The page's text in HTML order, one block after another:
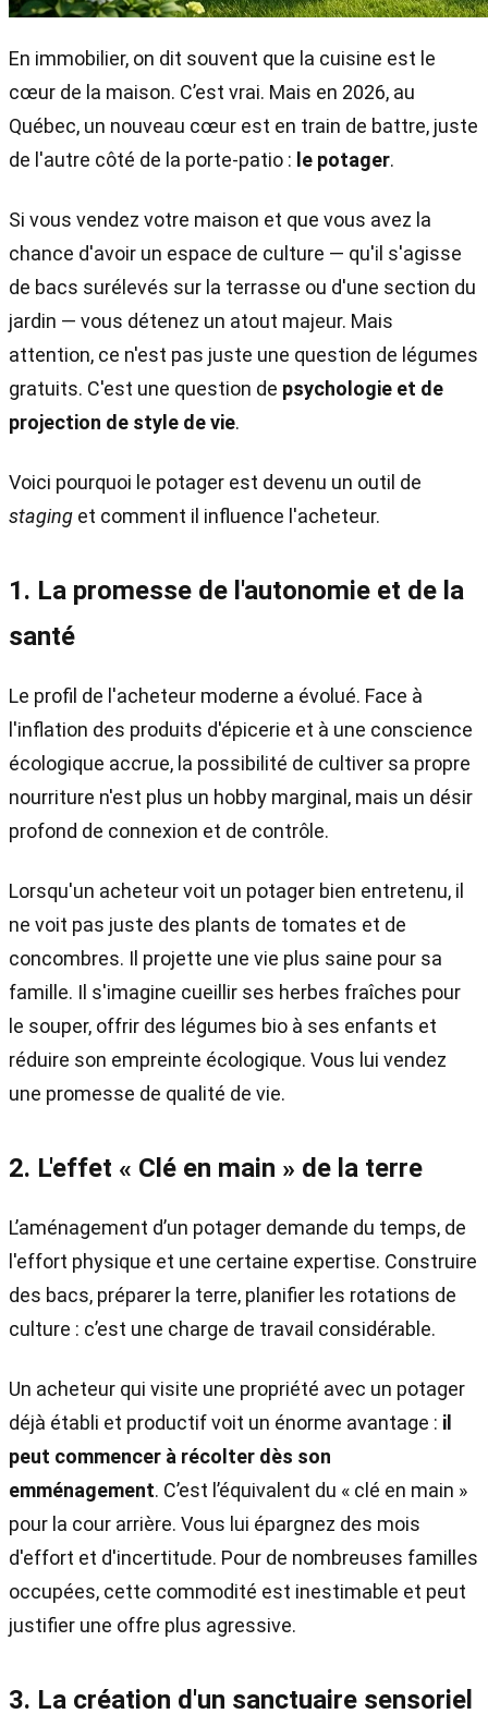
En immobilier, on dit souvent que la cuisine est le
cœur de la maison. C’est vrai. Mais en 2026, au
Québec, un nouveau cœur est en train de battre, juste
de l'autre côté de la porte-patio : le potager.
Si vous vendez votre maison et que vous avez la
chance d'avoir un espace de culture — qu'il s'agisse
de bacs surélevés sur la terrasse ou d'une section du
jardin — vous détenez un atout majeur. Mais
attention, ce n'est pas juste une question de légumes
gratuits. C'est une question de psychologie et de
projection de style de vie.
Voici pourquoi le potager est devenu un outil de
staging et comment il influence l'acheteur.
1. La promesse de l'autonomie et de la
santé
Le profil de l'acheteur moderne a évolué. Face à
l'inflation des produits d'épicerie et à une conscience
écologique accrue, la possibilité de cultiver sa propre
nourriture n'est plus un hobby marginal, mais un désir
profond de connexion et de contrôle.
Lorsqu'un acheteur voit un potager bien entretenu, il
ne voit pas juste des plants de tomates et de
concombres. Il projette une vie plus saine pour sa
famille. Il s'imagine cueillir ses herbes fraîches pour
le souper, offrir des légumes bio à ses enfants et
réduire son empreinte écologique. Vous lui vendez
une promesse de qualité de vie.
2. L'effet « Clé en main » de la terre
L’aménagement d’un potager demande du temps, de
l'effort physique et une certaine expertise. Construire
des bacs, préparer la terre, planifier les rotations de
culture : c’est une charge de travail considérable.
Un acheteur qui visite une propriété avec un potager
déjà établi et productif voit un énorme avantage : il
peut commencer à récolter dès son
emménagement. C’est l’équivalent du « clé en main »
pour la cour arrière. Vous lui épargnez des mois
d'effort et d'incertitude. Pour de nombreuses familles
occupées, cette commodité est inestimable et peut
justifier une offre plus agressive.
3. La création d'un sanctuaire sensoriel